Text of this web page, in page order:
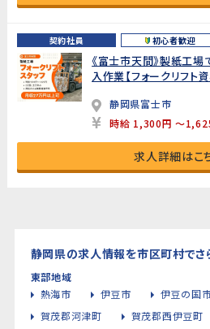
契約社員 初心者歓迎
《富士市天間》製紙工場
入作業【フォークリフト
静岡県富士市
時給 1,300円 ～
求人詳細はこ
静岡県の求人情報を市区町村でさ
東部地域
熱海市
伊豆市 伊豆の国
賀茂郡河津町
賀茂郡西伊豆町